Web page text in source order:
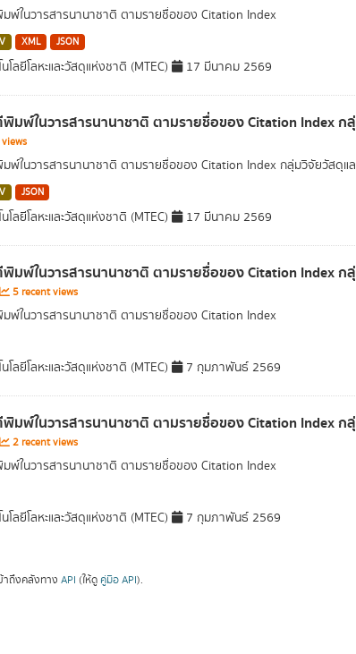
พ์ในวารสารนานาชาติ ตามรายชื่อของ Citation Index
XML JSON
ลยีโลหะและวัสดุแห่งชาติ (MTEC) 17 มีนาคม 2569
มพ์ในวารสารนานาชาติ ตามรายชื่อของ Citation Index
พ์ในวารสารนานาชาติ ตามรายชื่อของ Citation Index กลุ่มวิจัยวัสดุแ
JSON
ลยีโลหะและวัสดุแห่งชาติ (MTEC) 17 มีนาคม 2569
มพ์ในวารสารนานาชาติ ตามรายชื่อของ Citation Index
5 recent views
พ์ในวารสารนานาชาติ ตามรายชื่อของ Citation Index
ลยีโลหะและวัสดุแห่งชาติ (MTEC) 7 กุมภาพันธ์ 2569
มพ์ในวารสารนานาชาติ ตามรายชื่อของ Citation Index ก
2 recent views
พ์ในวารสารนานาชาติ ตามรายชื่อของ Citation Index
ลยีโลหะและวัสดุแห่งชาติ (MTEC) 7 กุมภาพันธ์ 2569
าถึงคลังทาง API (ให้ดู คู่มือ API).